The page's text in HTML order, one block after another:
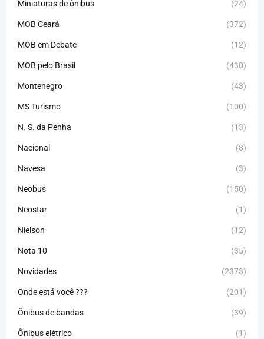
Miniaturas de ônibus (24)
MOB Ceará (372)
MOB em Debate (12)
MOB pelo Brasil (430)
Montenegro (43)
MS Turismo (100)
N. S. da Penha (13)
Nacional (8)
Navesa (3)
Neobus (150)
Neostar (1)
Nielson (12)
Nota 10 (35)
Novidades (2373)
Onde está você ??? (201)
Ônibus de bandas (39)
Ônibus elétrico (1)